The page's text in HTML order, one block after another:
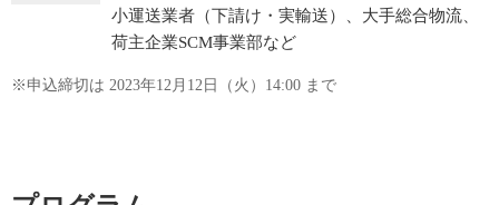
小運送業者（下請け・実輸送）、大手総合物流、
荷主企業SCM事業部など
※申込締切は 2023年12月12日（火）14:00 まで